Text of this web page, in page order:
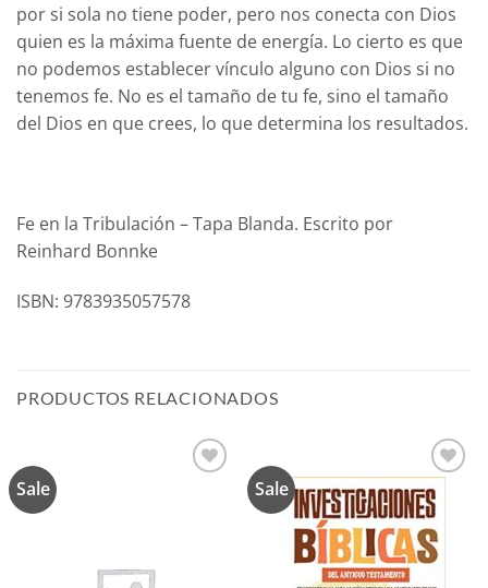
por si sola no tiene poder, pero nos conecta con Dios
quien es la máxima fuente de energía. Lo cierto es que
no podemos establecer vínculo alguno con Dios si no
tenemos fe. No es el tamaño de tu fe, sino el tamaño
del Dios en que crees, lo que determina los resultados.
Fe en la Tribulación – Tapa Blanda. Escrito por
Reinhard Bonnke
ISBN: 9783935057578
PRODUCTOS RELACIONADOS
Sale Sale
Añadir
a la
lista de
deseos